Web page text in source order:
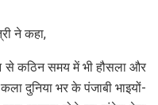
ने कहा,
से कठिन समय में भी हौसला और
दुनिया भर के पंजाबी भाइयों-